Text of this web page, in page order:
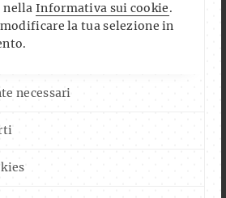
nellaInformativa sui cookie.
la tua selezione in
necessari